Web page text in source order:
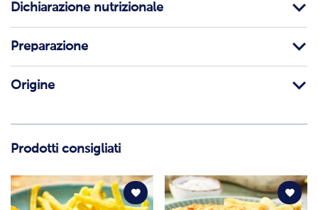
Dichiarazione nutrizionale
Preparazione
Origine
Prodotti consigliati